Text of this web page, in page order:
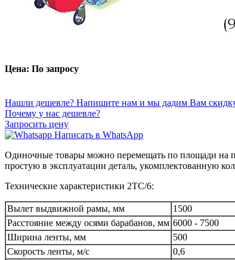
Цена: По запросу
Нашли дешевле? Напишите нам и мы дадим Вам
Почему у нас дешевле?
Запросить цену
Написать в WhatsApp
Одиночные товары можно перемещать по площади на
простую в эксплуатации деталь, укомплектованную
Технические характеристики 2ТС/6:
Вылет выдвижной рамы, мм
1500
Расстояние между осями барабанов, мм 6000 - 7500
Ширина ленты, мм
500
Скорость ленты, м/с
0,6